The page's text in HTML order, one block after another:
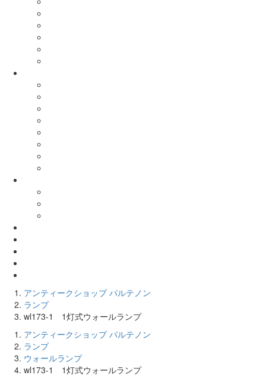
アンティークショップ パルテノン
ランプ
wl173-1 1灯式ウォールランプ
アンティークショップ パルテノン
ランプ
ウォールランプ
wl173-1 1灯式ウォールランプ